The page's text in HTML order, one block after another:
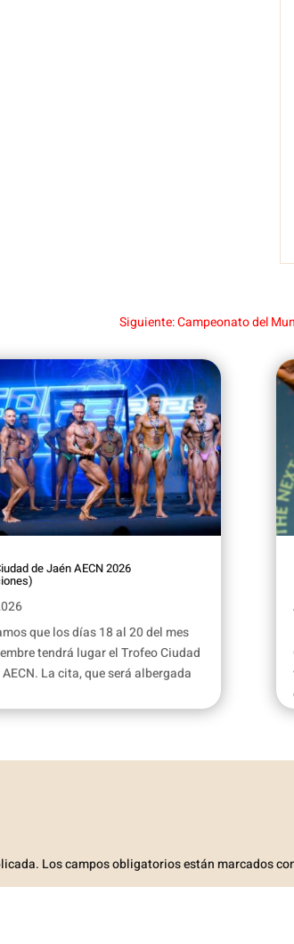
Siguiente: Campeonato del
de Jaén AECN 2026
que los días 18 al 20 del mes
tendrá lugar el Trofeo Ciudad
La cita, que será albergada
Los campos obligatorios están marcados